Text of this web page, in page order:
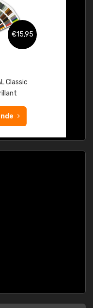
€15,95
Classic